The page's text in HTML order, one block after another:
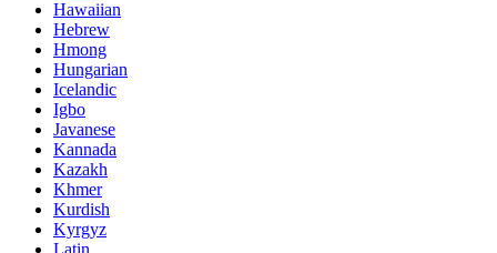
Hawaiian
Hebrew
Hmong
Hungarian
Icelandic
Igbo
Javanese
Kannada
Kazakh
Khmer
Kurdish
Kyrgyz
Latin